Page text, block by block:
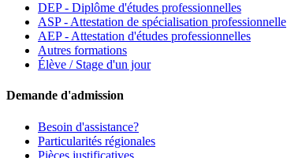
DEP - Diplôme d'études professionnelles
ASP - Attestation de spécialisation professionnelle
AEP - Attestation d'études professionnelles
Autres formations
Élève / Stage d'un jour
Demande d'admission
Besoin d'assistance?
Particularités régionales
Pièces justificatives